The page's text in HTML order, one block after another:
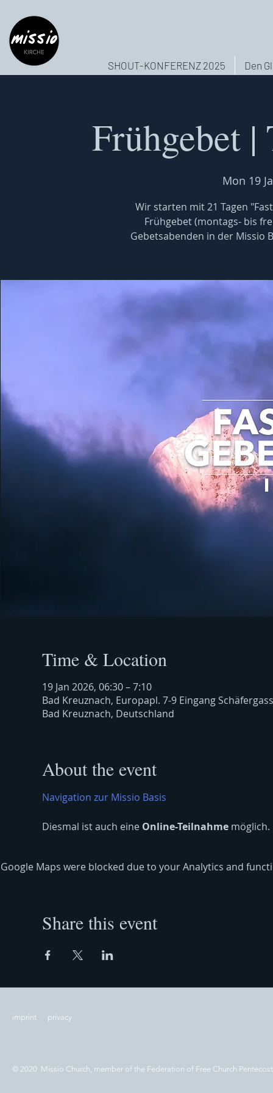
Den
SHOUT-KONFERENZ 2025
Frühgebet |
Mon 19
Wir starten mit 21 Tagen
Frühgebet (montags- bis
Gebetsabenden in der Missio
Time & Location
19 Jan 2026, 06:30 – 7:10
Bad Kreuznach, Europapl. 7-9 Eingang
Bad Kreuznach, Deutschland
About the event
Navigation zur Missio Basis
Diesmal ist auch eine Online-Teilnahme möglich.
Google Maps were blocked due to your Analytics and
Share this event
imprint privacy
© 2020 Missio Church, member of the Federation of Free Church